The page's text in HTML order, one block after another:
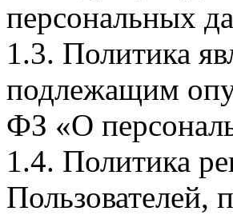
персональных
1.3. Политика
подлежащим
ФЗ «О
1.4. Политика
Пользователей,